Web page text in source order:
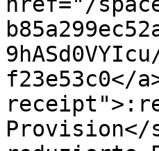
f23e53c0</
Provision</